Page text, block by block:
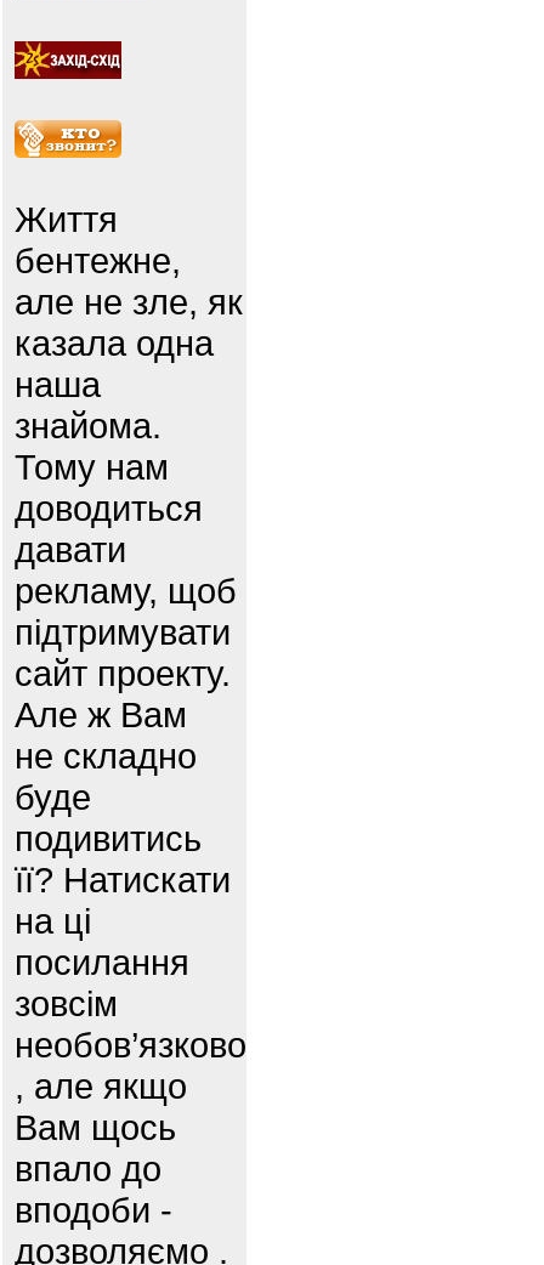
Життя
бентежне,
але не зле, як
казала одна
наша
знайома.
Тому нам
доводиться
давати
рекламу, щоб
підтримувати
сайт проекту.
Але ж Вам
не складно
буде
подивитись
її? Натискати
на ці
посилання
зовсім
необов’язково
, але якщо
Вам щось
впало до
вподоби -
дозволяємо .